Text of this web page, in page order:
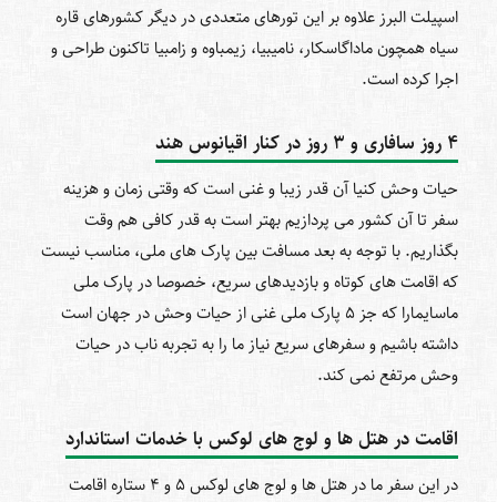
اسپیلت البرز علاوه بر این تورهای متعددی در دیگر کشورهای قاره
سیاه همچون ماداگاسکار، نامیبیا، زیمباوه و زامبیا تاکنون طراحی و
اجرا کرده است.
4 روز سافاری و 3 روز در کنار اقیانوس هند
حیات وحش کنیا آن ‎قدر زیبا و غنی است که وقتی زمان و هزینه
سفر تا آن کشور می ‎پردازیم بهتر است به قدر کافی هم وقت
بگذاریم. با توجه به بعد مسافت بین پارک‎ های ملی، مناسب نیست
که اقامت ‎های کوتاه و بازدیدهای سریع، خصوصا در پارک ملی
ماسایمارا که جز 5 پارک ملی غنی از حیات وحش در جهان است
داشته باشیم و سفرهای سریع نیاز ما را به تجربه ناب در حیات
وحش مرتفع نمی ‎کند.
اقامت در هتلها و لوجهای لوکس با خدمات استاندارد
در این سفر ما در هتل‎ ها و لوج‏‎ های لوکس 5 و 4 ستاره اقامت